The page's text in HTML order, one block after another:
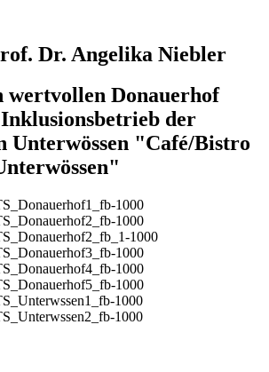
Dr. Angelika Niebler
wertvollen Donauerhof
der
Unterwössen "Café/Bistro